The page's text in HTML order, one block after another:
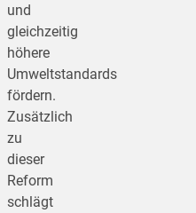
und
gleichzeitig
höhere
Umweltstandards
fördern.
Zusätzlich
zu
dieser
Reform
schlägt